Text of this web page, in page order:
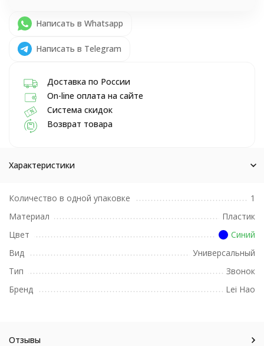
Написать в Whatsapp
Написать в Telegram
Доставка по России
On-line оплата на сайте
Система скидок
Возврат товара
Характеристики
Количество в одной упаковке
1
Материал
Пластик
Цвет
Синий
Вид
Универсальный
Тип
Звонок
Бренд
Lei Hao
Отзывы